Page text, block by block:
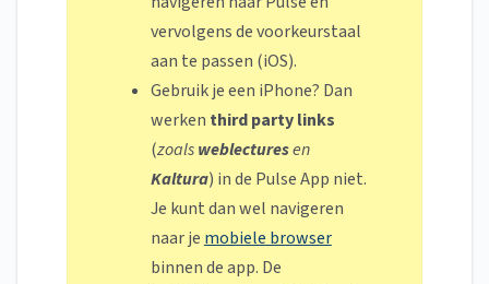
vervolgens de voorkeurstaal
aan te passen (iOS).
Gebruik je een iPhone? Dan
werken third party links
(zoalsweblecturesen
Kaltura) in de Pulse App niet.
Je kunt dan wel navigeren
naar je mobiele browser
binnen de app. De